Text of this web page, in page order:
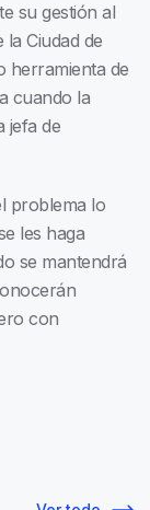
su gestión al
Ciudad de
herramienta de
cuando la
jefa de
problema lo
les haga
se mantendrá
con